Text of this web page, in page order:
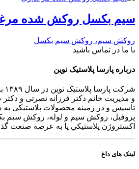
سیم بکسل روکش شده
روکش سیم، روکش سیم بکسل
با ما در تماس باشید
درباره پارسا پلاستیک نوین
و مدیریت خانم دکتر فرزانه نصرتی و
تاسیس و در زمینه محصولات پلاستیکی به
پروفیل، روکش سیم و لوله، روکش سیم
اکستروژن پلاستيكي پا به عرصه صنعت
لینک های داغ